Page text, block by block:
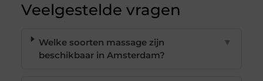
Veelgestelde vragen
Welke soorten massage zijn
beschikbaar in Amsterdam?
▼